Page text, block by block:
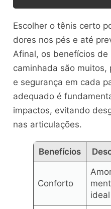
Escolher o tênis certo
dores nos pés e até
Afinal, os benefícios
caminhada são
e segurança em cada
adequado é
impactos, evitando
nas articulações.
Benefícios
Conforto
ideal